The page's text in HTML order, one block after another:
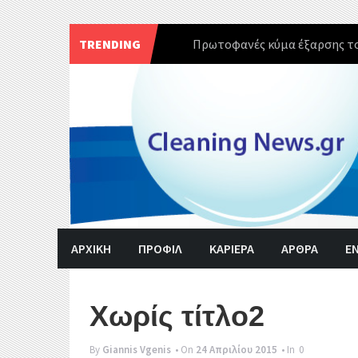
TRENDING
Πρωτοφανές κύμα έξαρσης
Skip
to
content
ΑΡΧΙΚΗ ΠΡΟΦΙΛ ΚΑΡΙΕΡΑ ΑΡΘΡΑ
Χωρίς τίτλο2
By Giannis Vgenis • On 24 Απριλίου 2015 • In 0